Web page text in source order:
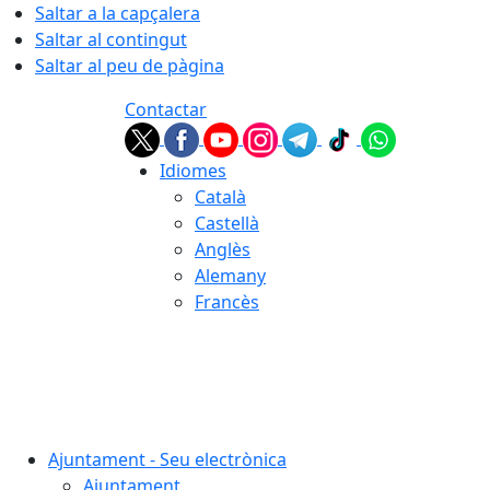
Saltar a la capçalera
Saltar al contingut
Saltar al peu de pàgina
Contactar
Idiomes
Català
Castellà
Anglès
Alemany
Francès
Ajuntament - Seu electrònica